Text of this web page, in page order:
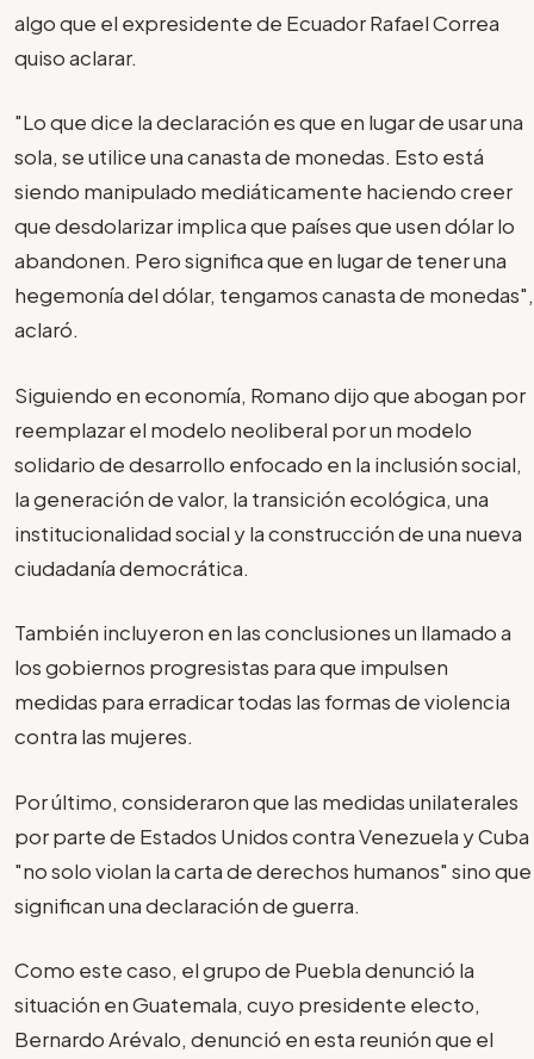
algo que el expresidente de Ecuador Rafael Correa
quiso aclarar.
"Lo que dice la declaración es que en lugar de usar una
sola, se utilice una canasta de monedas. Esto está
siendo manipulado mediáticamente haciendo creer
que desdolarizar implica que países que usen dólar lo
abandonen. Pero significa que en lugar de tener una
hegemonía del dólar, tengamos canasta de monedas",
aclaró.
Siguiendo en economía, Romano dijo que abogan por
reemplazar el modelo neoliberal por un modelo
solidario de desarrollo enfocado en la inclusión social,
la generación de valor, la transición ecológica, una
institucionalidad social y la construcción de una nueva
ciudadanía democrática.
También incluyeron en las conclusiones un llamado a
los gobiernos progresistas para que impulsen
medidas para erradicar todas las formas de violencia
contra las mujeres.
Por último, consideraron que las medidas unilaterales
por parte de Estados Unidos contra Venezuela y Cuba
"no solo violan la carta de derechos humanos" sino que
significan una declaración de guerra.
Como este caso, el grupo de Puebla denunció la
situación en Guatemala, cuyo presidente electo,
Bernardo Arévalo, denunció en esta reunión que el